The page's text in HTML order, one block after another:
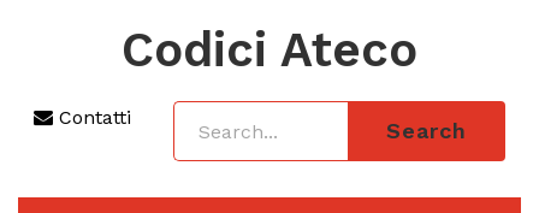
Codici Ateco
Contatti
Search